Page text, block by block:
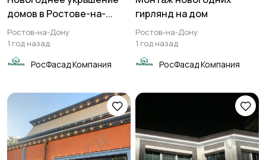
металлоконструкций
Слаботочные
Кладка печей и
Бурение Изоляция
домов в Ростове-на-...
Ростов-на-Дону
1 год назад
РосФасад Компания
гирлянд на дом
Ростов-на-Дону
1 год назад
РосФасад Компания